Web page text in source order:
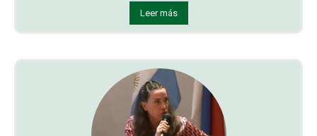
Leer más